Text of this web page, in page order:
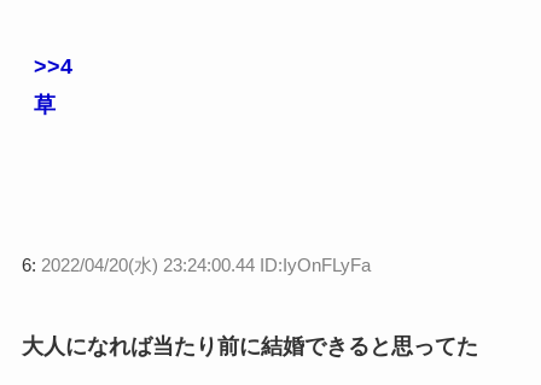
>>4
草
6: 2022/04/20(水) 23:24:00.44 ID:IyOnFLyFa
大人になれば当たり前に結婚できると思ってた